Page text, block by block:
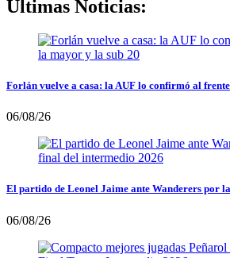
Últimas Noticias:
Forlán vuelve a casa: la AUF lo confirmó al
06/08/26
El partido de Leonel Jaime ante Wanderers por
06/08/26